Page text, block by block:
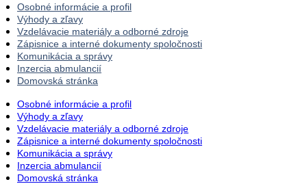
Osobné informácie a profil
Výhody a zľavy
Vzdelávacie materiály a odborné zdroje
Zápisnice a interné dokumenty spoločnosti
Komunikácia a správy
Inzercia abmulancií
Domovská stránka
Osobné informácie a profil
Výhody a zľavy
Vzdelávacie materiály a odborné zdroje
Zápisnice a interné dokumenty spoločnosti
Komunikácia a správy
Inzercia abmulancií
Domovská stránka